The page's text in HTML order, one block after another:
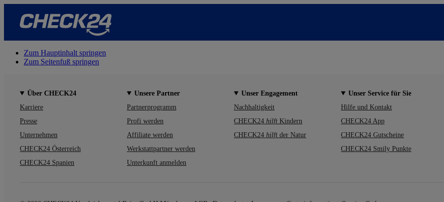
Zum Hauptinhalt springen
Zum Seitenfuß springen
Über CHECK24
Karriere
Presse
Unternehmen
CHECK24 Österreich
CHECK24 Spanien
Unsere Partner
Partnerprogramm
Profi werden
Affiliate werden
Werkstattpartner werden
Unterkunft anmelden
Unser Engagement
Nachhaltigkeit
CHECK24 hilft Kindern
CHECK24 hilft der Natur
Unser Service für Sie
Hilfe und Kontakt
CHECK24 App
CHECK24 Gutscheine
CHECK24 Smily Punkte